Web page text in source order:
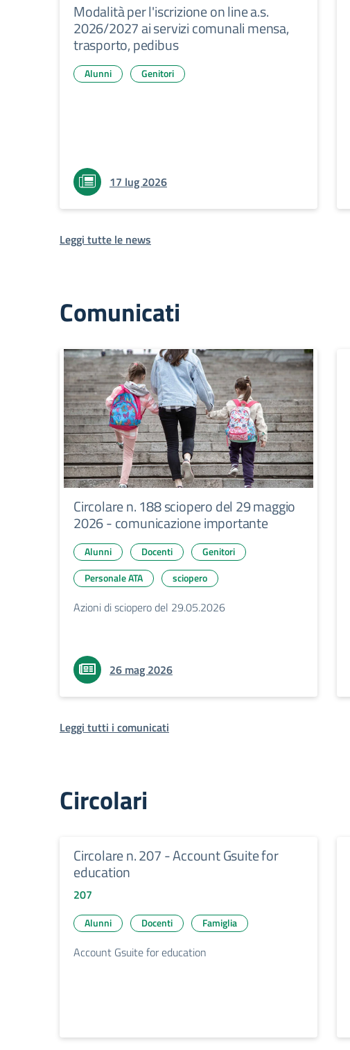
Modalità per l'iscrizione on line a.s.
2026/2027 ai servizi comunali mensa,
trasporto, pedibus
Alunni Genitori
17 lug 2026
Leggi tutte le news
Comunicati
Circolare n. 188 sciopero del 29 maggio
2026 - comunicazione importante
Alunni Docenti
Genitori
Personale ATA
sciopero
Azioni di sciopero del 29.05.2026
26 mag 2026
Leggi tutti i comunicati
Circolari
Circolare n. 207 - Account Gsuite for
education
207
Alunni Docenti Famiglia
Account Gsuite for education